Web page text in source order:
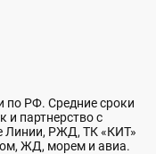
по РФ. Средние сроки
и партнерство с
Линии, РЖД, ТК «КИТ»
ЖД, морем и авиа.